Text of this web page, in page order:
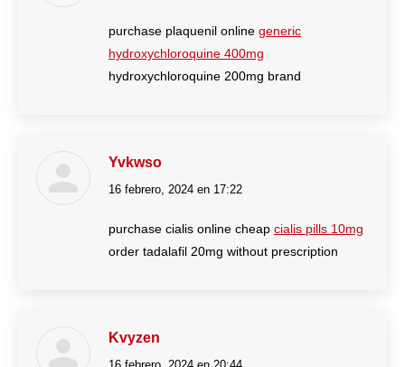
purchase plaquenil online generic
hydroxychloroquine 400mg
hydroxychloroquine 200mg brand
Yvkwso
dice:
16 febrero, 2024 en 17:22
purchase cialis online cheap cialis pills 10mg
order tadalafil 20mg without prescription
Kvyzen